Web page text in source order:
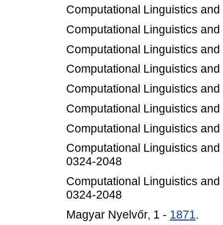
Computational Linguistics
Computational Linguistics
Computational Linguistics
Computational Linguistics
Computational Linguistics
Computational Linguistics
Computational Linguistics
Computational Linguistics
0324-2048
Computational Linguistics
0324-2048
Magyar Nyelvőr, 1 - 1871.